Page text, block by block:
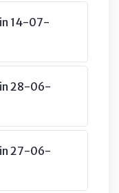
14-07-
28-06-
27-06-